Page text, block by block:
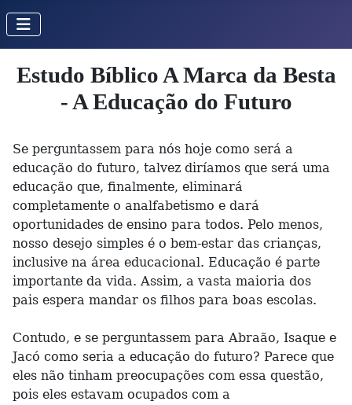
Estudo Bíblico A Marca da Besta
- A Educação do Futuro
Se perguntassem para nós hoje como será a
educação do futuro, talvez diríamos que será uma
educação que, finalmente, eliminará
completamente o analfabetismo e dará
oportunidades de ensino para todos. Pelo menos,
nosso desejo simples é o bem-estar das crianças,
inclusive na área educacional. Educação é parte
importante da vida. Assim, a vasta maioria dos
pais espera mandar os filhos para boas escolas.
Contudo, e se perguntassem para Abraão, Isaque e
Jacó como seria a educação do futuro? Parece que
eles não tinham preocupações com essa questão,
pois eles estavam ocupados com a